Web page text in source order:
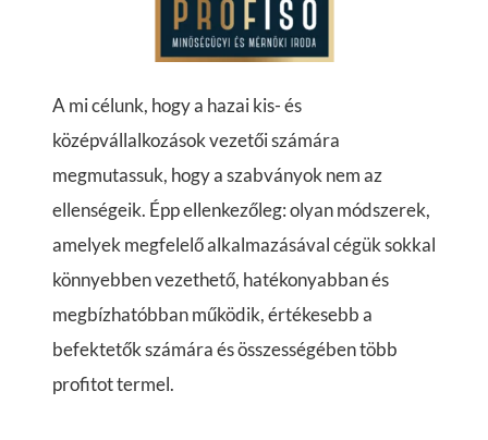
A mi célunk, hogy a hazai kis- és
középvállalkozások vezetői számára
megmutassuk, hogy a szabványok nem az
ellenségeik. Épp ellenkezőleg: olyan módszerek,
amelyek megfelelő alkalmazásával cégük sokkal
könnyebben vezethető, hatékonyabban és
megbízhatóbban működik, értékesebb a
befektetők számára és összességében több
profitot termel.